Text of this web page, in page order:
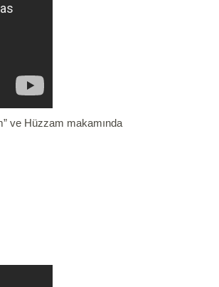
ve Hüzzam makamında